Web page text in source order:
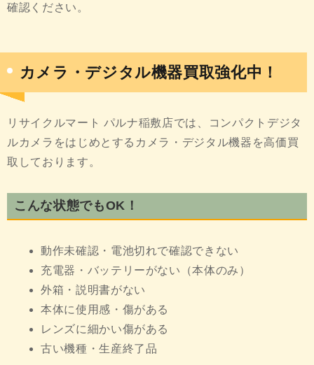
確認ください。
カメラ・デジタル機器買取強化中！
リサイクルマート パルナ稲敷店では、コンパクトデジタ
ルカメラをはじめとするカメラ・デジタル機器を高価買
取しております。
こんな状態でもOK！
動作未確認・電池切れで確認できない
充電器・バッテリーがない（本体のみ）
外箱・説明書がない
本体に使用感・傷がある
レンズに細かい傷がある
古い機種・生産終了品